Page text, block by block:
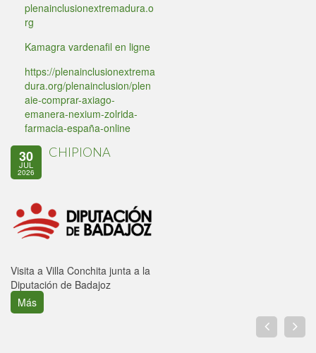
plenainclusionextremadura.o
rg
Kamagra vardenafil en ligne
https://plenainclusionextrema
dura.org/plenainclusion/plen
aie-comprar-axiago-
emanera-nexium-zolrida-
farmacia-españa-online
30
JUL
2026
CHIPIONA
Visita a Villa Conchita junta a la
Diputación de Badajoz
Más